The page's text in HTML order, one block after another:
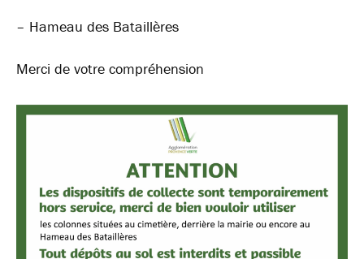
– Hameau des Bataillères
Merci de votre compréhension